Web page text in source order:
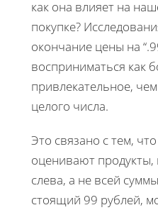
как она влияет на
покупке?
окончание цены на
восприниматься как
привлекательное,
целого числа.
Это связано с тем,
оценивают продукты,
слева, а не всей
стоящий 99 рублей,